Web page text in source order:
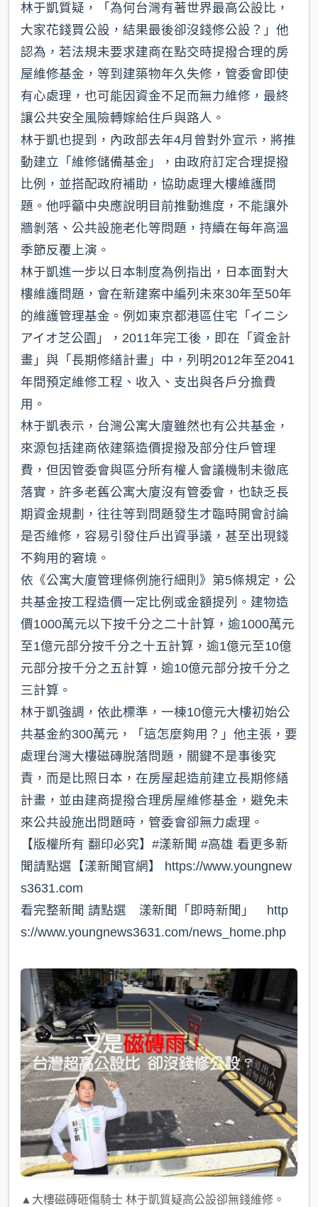
林于凱質疑，「為何台灣有著世界最高公設比，
大家花錢買公設，結果最後卻沒錢修公設？」他
認為，若法規未要求建商在點交時提撥合理的房
屋維修基金，等到建築物年久失修，管委會即使
有心處理，也可能因資金不足而無力維修，最終
讓公共安全風險轉嫁給住戶與路人。
林于凱也提到，內政部去年4月曾對外宣示，將推
動建立「維修儲備基金」，由政府訂定合理提撥
比例，並搭配政府補助，協助處理大樓維護問
題。他呼籲中央應說明目前推動進度，不能讓外
牆剝落、公共設施老化等問題，持續在每年高溫
季節反覆上演。
林于凱進一步以日本制度為例指出，日本面對大
樓維護問題，會在新建案中編列未來30年至50年
的維護管理基金。例如東京都港區住宅「イニシ
アイオ芝公園」，2011年完工後，即在「資金計
畫」與「長期修繕計畫」中，列明2012年至2041
年間預定維修工程、收入、支出與各戶分擔費
用。
林于凱表示，台灣公寓大廈雖然也有公共基金，
來源包括建商依建築造價提撥及部分住戶管理
費，但因管委會與區分所有權人會議機制未徹底
落實，許多老舊公寓大廈沒有管委會，也缺乏長
期資金規劃，往往等到問題發生才臨時開會討論
是否維修，容易引發住戶出資爭議，甚至出現錢
不夠用的窘境。
依《公寓大廈管理條例施行細則》第5條規定，公
共基金按工程造價一定比例或金額提列。建物造
價1000萬元以下按千分之二十計算，逾1000萬元
至1億元部分按千分之十五計算，逾1億元至10億
元部分按千分之五計算，逾10億元部分按千分之
三計算。
林于凱強調，依此標準，一棟10億元大樓初始公
共基金約300萬元，「這怎麼夠用？」他主張，要
處理台灣大樓磁磚脫落問題，關鍵不是事後究
責，而是比照日本，在房屋起造前建立長期修繕
計畫，並由建商提撥合理房屋維修基金，避免未
來公共設施出問題時，管委會卻無力處理。
【版權所有 翻印必究】#漾新聞 #高雄 看更多新
聞請點選【漾新聞官網】 https://www.youngnew
s3631.com⁠
看完整新聞 請點選 漾新聞「即時新聞」 http
s://www.youngnews3631.com/news_home.php⁠
▲大樓磁磚砸傷騎士 林于凱質疑高公設卻無錢維修。